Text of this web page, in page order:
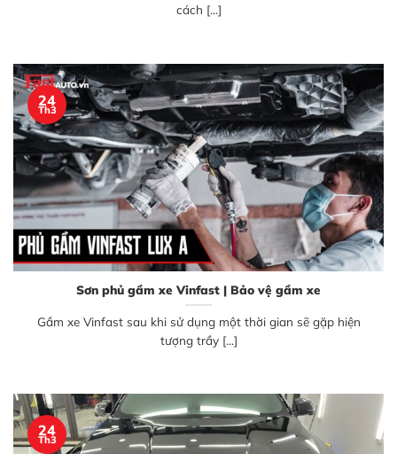
cách [...]
Sơn phủ gầm xe Vinfast | Bảo vệ gầm xe
Gầm xe Vinfast sau khi sử dụng một thời gian sẽ gặp hiện
tượng trầy [...]
24
Th3
24
Th3